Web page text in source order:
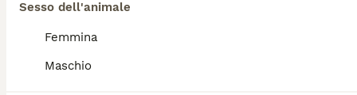
Sesso dell'animale
Femmina
Maschio
Il Cocker Spaniel è un cane allegro e
abbastanza testardo. Per renderlo incline
l'educazione e l'addestramento fin da